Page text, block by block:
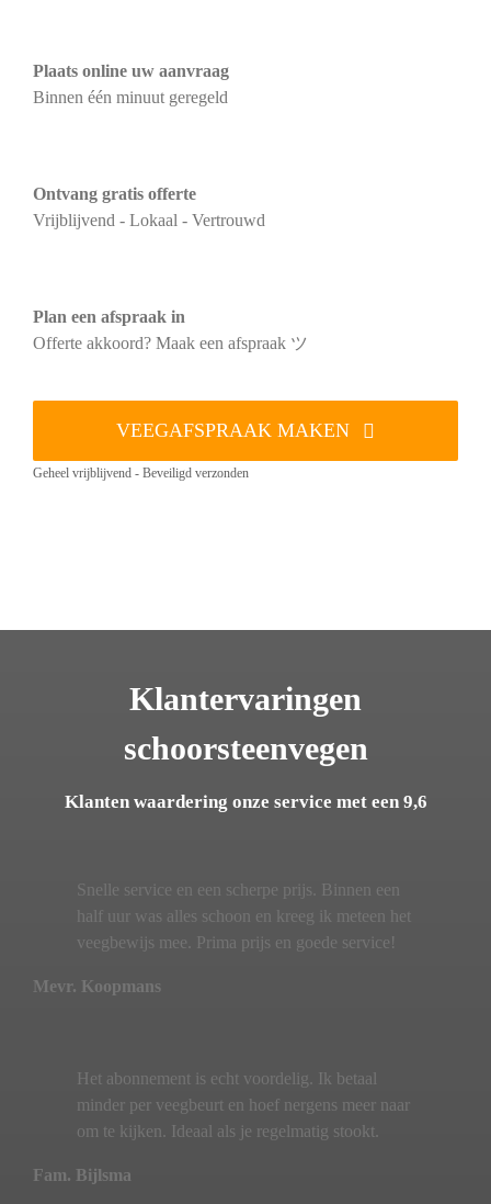
Plaats online uw aanvraag
Binnen één minuut geregeld
Ontvang gratis offerte
Vrijblijvend - Lokaal - Vertrouwd
Plan een afspraak in
Offerte akkoord? Maak een afspraak ツ
VEEGAFSPRAAK MAKEN
Geheel vrijblijvend - Beveiligd verzonden
Klantervaringen
schoorsteenvegen
Klanten waardering onze service met een 9,6
Snelle service en een scherpe prijs. Binnen een
half uur was alles schoon en kreeg ik meteen het
veegbewijs mee. Prima prijs en goede service!
Mevr. Koopmans
Het abonnement is echt voordelig. Ik betaal
minder per veegbeurt en hoef nergens meer naar
om te kijken. Ideaal als je regelmatig stookt.
Fam. Bijlsma